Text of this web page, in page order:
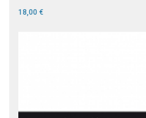
18,00 €